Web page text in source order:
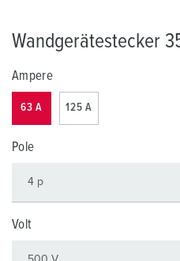
Wandgerätestecker
Ampere
63 A 125 A
Pole
Volt